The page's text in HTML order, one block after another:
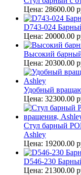
Цена: 28600.00
D743-024
Цена: 20000.00
Высокий
Цена: 20300.00
Удобный
Цена: 32300.00
Стул барный
Ashley
Цена: 19200.00
D546-230
Цена: 21300.00